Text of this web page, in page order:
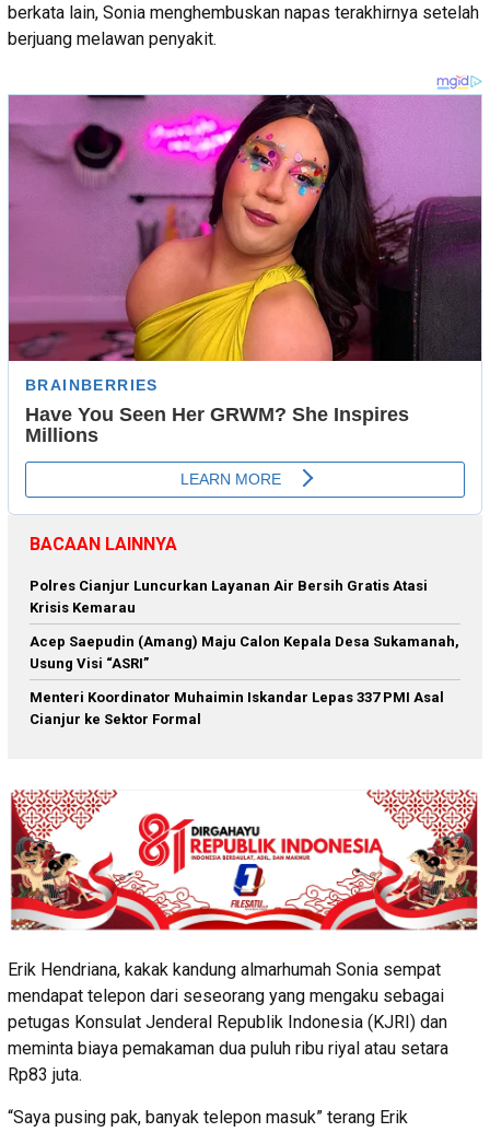
berkata lain, Sonia menghembuskan napas terakhirnya setelah
berjuang melawan penyakit.
BACAAN LAINNYA
Polres Cianjur Luncurkan Layanan Air Bersih Gratis Atasi
Krisis Kemarau
Acep Saepudin (Amang) Maju Calon Kepala Desa Sukamanah,
Usung Visi “ASRI”
Menteri Koordinator Muhaimin Iskandar Lepas 337 PMI Asal
Cianjur ke Sektor Formal
Erik Hendriana, kakak kandung almarhumah Sonia sempat
mendapat telepon dari seseorang yang mengaku sebagai
petugas Konsulat Jenderal Republik Indonesia (KJRI) dan
meminta biaya pemakaman dua puluh ribu riyal atau setara
Rp83 juta.
“Saya pusing pak, banyak telepon masuk” terang Erik